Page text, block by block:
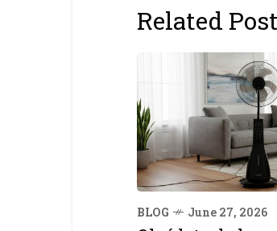
Related
BLOG June 27, 2026